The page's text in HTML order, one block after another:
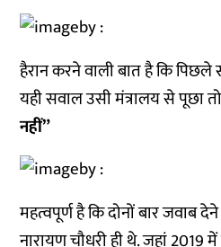
हैरान करने वाली बात है कि
यही सवाल उसी मंत्रालय से पूछा
नहीं”
महत्वपूर्ण है कि दोनों बार जवाब
नारायण चौधरी ही थे. जहां 2019